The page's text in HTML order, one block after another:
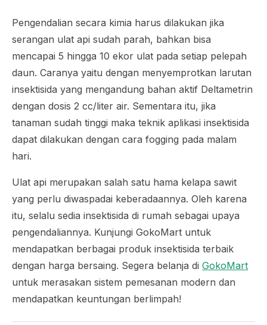
Pengendalian secara kimia harus dilakukan jika
serangan ulat api sudah parah, bahkan bisa
mencapai 5 hingga 10 ekor ulat pada setiap pelepah
daun. Caranya yaitu dengan menyemprotkan larutan
insektisida yang mengandung bahan aktif Deltametrin
dengan dosis 2 cc/liter air. Sementara itu, jika
tanaman sudah tinggi maka teknik aplikasi insektisida
dapat dilakukan dengan cara fogging pada malam
hari.
Ulat api merupakan salah satu hama kelapa sawit
yang perlu diwaspadai keberadaannya. Oleh karena
itu, selalu sedia insektisida di rumah sebagai upaya
pengendaliannya. Kunjungi GokoMart untuk
mendapatkan berbagai produk insektisida terbaik
dengan harga bersaing. Segera belanja di GokoMart
untuk merasakan sistem pemesanan modern dan
mendapatkan keuntungan berlimpah!